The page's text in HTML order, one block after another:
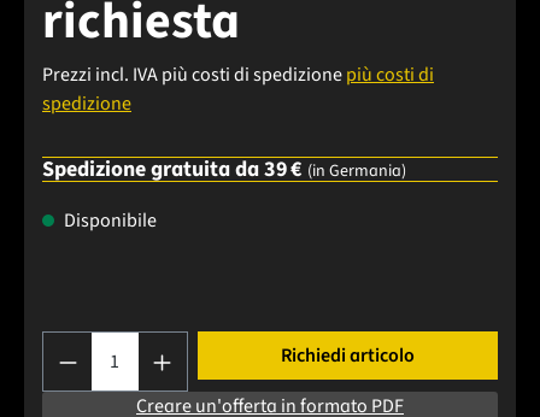
richiesta
Prezzi incl. IVA più costi di spedizionepiù costi di
spedizione
Spedizione gratuita da 39 € (in Germania)
Disponibile
Quantità del prodotto: inserisci la
Richiedi articolo
Creare un'offerta in formato PDF